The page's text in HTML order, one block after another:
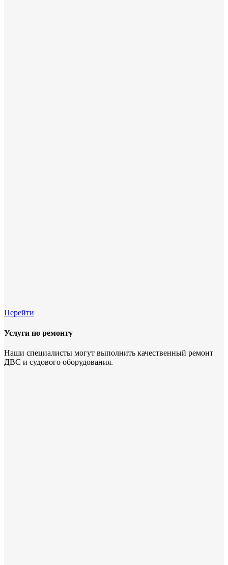
Перейти
Услуги по ремонту
Наши специалисты могут выполнить качественный ремонт
ДВС и судового оборудования.